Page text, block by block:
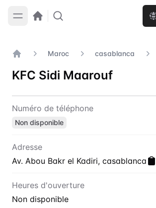
Maroc casablanca
KFC Sidi Maarouf
Contact KFC Sidi Maarouf
Numéro de téléphone
Non disponible
Adresse
Av. Abou Bakr el Kadiri, casablanca
Heures d'ouverture
Non disponible